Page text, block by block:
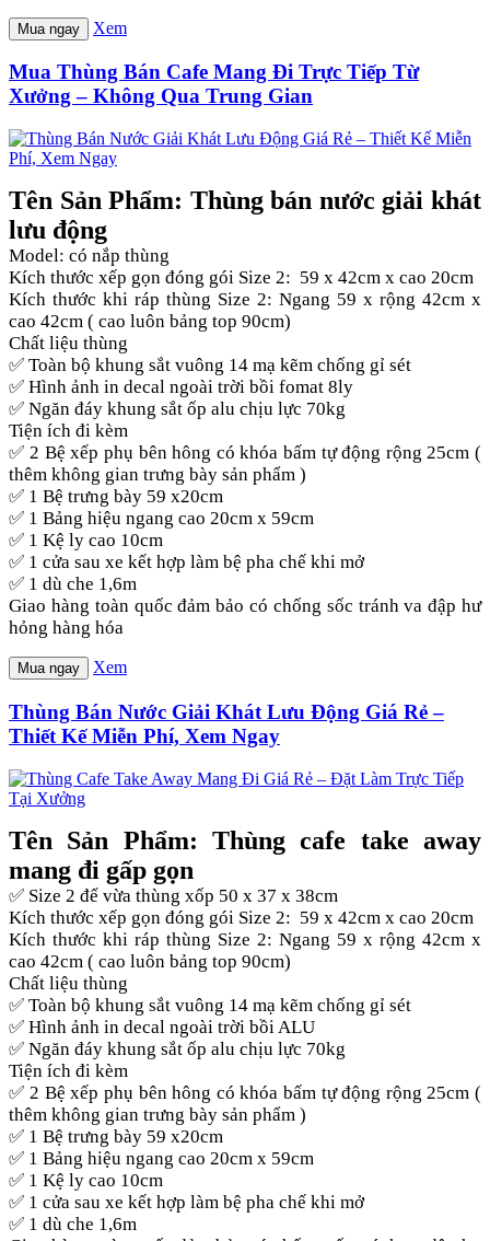
Mua ngay Xem
Mua Thùng Bán Cafe Mang Đi Trực Tiếp Từ
Xưởng – Không Qua Trung Gian
Tên Sản Phẩm: Thùng bán nước giải khát
lưu động
Model: có nắp thùng
Kích thước xếp gọn đóng gói Size 2: 59 x 42cm x cao 20cm
Kích thước khi ráp thùng Size 2: Ngang 59 x rộng 42cm x
cao 42cm ( cao luôn bảng top 90cm)
Chất liệu thùng
✅ Toàn bộ khung sắt vuông 14 mạ kẽm chống gỉ sét
✅ Hình ảnh in decal ngoài trời bồi fomat 8ly
✅ Ngăn đáy khung sắt ốp alu chịu lực 70kg
Tiện ích đi kèm
✅ 2 Bệ xếp phụ bên hông có khóa bấm tự động rộng 25cm (
thêm không gian trưng bày sản phẩm )
✅ 1 Bệ trưng bày 59 x20cm
✅ 1 Bảng hiệu ngang cao 20cm x 59cm
✅ 1 Kệ ly cao 10cm
✅ 1 cửa sau xe kết hợp làm bệ pha chế khi mở
✅ 1 dù che 1,6m
Giao hàng toàn quốc đảm bảo có chống sốc tránh va đập hư
hỏng hàng hóa
Mua ngay Xem
Thùng Bán Nước Giải Khát Lưu Động Giá Rẻ –
Thiết Kế Miễn Phí, Xem Ngay
Tên Sản Phẩm: Thùng cafe take away
mang đi gấp gọn
✅ Size 2 để vừa thùng xốp 50 x 37 x 38cm
Kích thước xếp gọn đóng gói Size 2: 59 x 42cm x cao 20cm
Kích thước khi ráp thùng Size 2: Ngang 59 x rộng 42cm x
cao 42cm ( cao luôn bảng top 90cm)
Chất liệu thùng
✅ Toàn bộ khung sắt vuông 14 mạ kẽm chống gỉ sét
✅ Hình ảnh in decal ngoài trời bồi ALU
✅ Ngăn đáy khung sắt ốp alu chịu lực 70kg
Tiện ích đi kèm
✅ 2 Bệ xếp phụ bên hông có khóa bấm tự động rộng 25cm (
thêm không gian trưng bày sản phẩm )
✅ 1 Bệ trưng bày 59 x20cm
✅ 1 Bảng hiệu ngang cao 20cm x 59cm
✅ 1 Kệ ly cao 10cm
✅ 1 cửa sau xe kết hợp làm bệ pha chế khi mở
✅ 1 dù che 1,6m